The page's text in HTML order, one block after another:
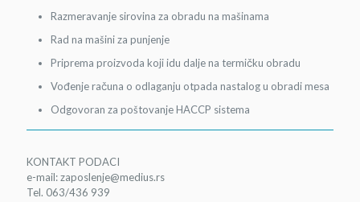
Razmeravanje sirovina za obradu na mašinama
Rad na mašini za punjenje
Priprema proizvoda koji idu dalje na termičku obradu
Vođenje računa o odlaganju otpada nastalog u obradi mesa
Odgovoran za poštovanje HACCP sistema
KONTAKT PODACI
e-mail: zaposlenje@medius.rs
Tel. 063/436 939